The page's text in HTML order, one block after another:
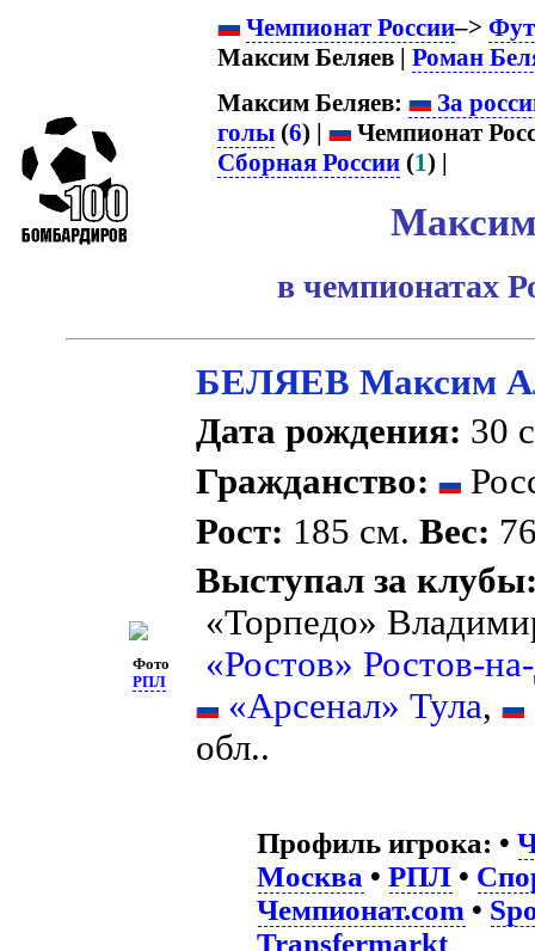
Чемпионат России–>
Максим Беляев | Роман
Максим Беляев:
За
голы (6) |
Чемпионат
Сборная России (1) |
в чемпионатах
Фото
РПЛ
БЕЛЯЕВ Максим
Дата рождения: 30
Гражданство:
Рост: 185 см.Вес:
Выступал за
«Торпедо»
«Ростов» Ростов-
«Арсенал» Тула,
обл..
Профиль игрока: •
Москва •РПЛ •
Чемпионат.com •
Transfermarkt